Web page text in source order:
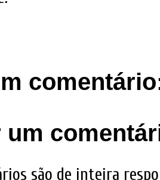
um
são de inteira